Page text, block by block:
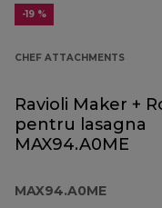
-19 %
CHEF ATTACHMENTS
Ravioli Maker +
pentru lasagna
MAX94.A0ME
MAX94.A0ME